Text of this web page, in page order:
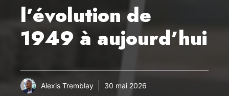
l’évolution de
1949 à aujourd’hui
Alexis Tremblay 30 mai 2026